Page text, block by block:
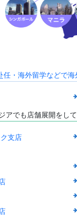
・海外留学などで海
アでも店舗展開をし
支店